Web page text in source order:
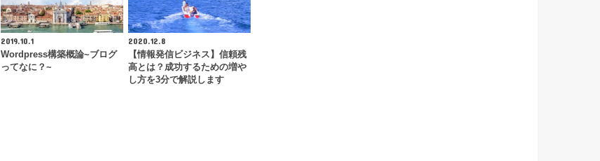
2019.10.1
Wordpress構築概論~ブログ
ってなに？~
2020.12.8
【情報発信ビジネス】信頼残
高とは？成功するための増や
し方を3分で解説します